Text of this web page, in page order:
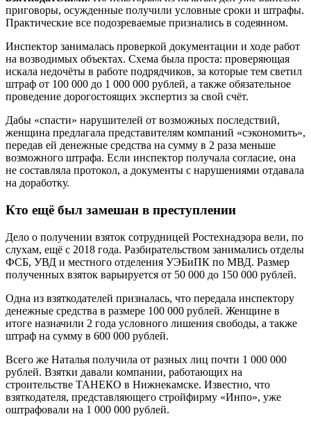
приговоры, осужденные получили условные сроки и штрафы.
Практические все подозреваемые признались в содеянном.
Инспектор занималась проверкой документации и ходе работ
на возводимых объектах. Схема была проста: проверяющая
искала недочёты в работе подрядчиков, за которые тем светил
штраф от 100 000 до 1 000 000 рублей, а также обязательное
проведение дорогостоящих экспертиз за свой счёт.
Дабы «спасти» нарушителей от возможных последствий,
женщина предлагала представителям компаний «сэкономить»,
передав ей денежные средства на сумму в 2 раза меньше
возможного штрафа. Если инспектор получала согласие, она
не составляла протокол, а документы с нарушениями отдавала
на доработку.
Кто ещё был замешан в преступлении
Дело о получении взяток сотрудницей Ростехнадзора вели, по
слухам, ещё с 2018 года. Разбирательством занимались отделы
ФСБ, УВД и местного отделения УЭБиПК по МВД. Размер
полученных взяток варьируется от 50 000 до 150 000 рублей.
Одна из взяткодателей призналась, что передала инспектору
денежные средства в размере 100 000 рублей. Женщине в
итоге назначили 2 года условного лишения свободы, а также
штраф на сумму в 600 000 рублей.
Всего же Наталья получила от разных лиц почти 1 000 000
рублей. Взятки давали компании, работающих на
строительстве ТАНЕКО в Нижнекамске. Известно, что
взяткодателя, представляющего стройфирму «Инпо», уже
оштрафовали на 1 000 000 рублей.